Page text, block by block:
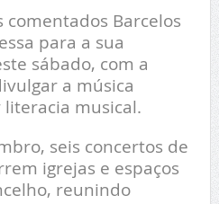
comentados Barcelos
para a sua
sábado, com a
a música
musical.
seis concertos de
igrejas e espaços
reunindo